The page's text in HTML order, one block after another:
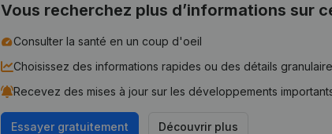
Vous recherchez plus d’informations sur
Consulter la santé en un coup d'oeil
Choisissez des informations rapides ou des détails
Recevez des mises à jour sur les développements
Essayer gratuitement Découvrir plus